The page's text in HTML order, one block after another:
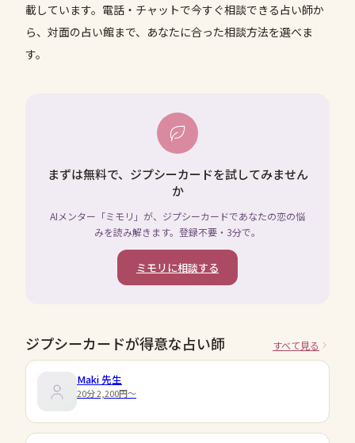
載しています。電話・チャットで今すぐ相談できる占い師か
ら、対面の占い館まで、あなたに合った相談方法を選べま
す。
まずは無料で、ジプシーカードを試してみません
か
AIメンター「ミモリ」が、ジプシーカードであなたの恋の悩
みを読み解きます。登録不要・3分で。
ミモリに相談する
ジプシーカードが得意な占い師 すべて見る
Maki先生
20分 2,200円〜